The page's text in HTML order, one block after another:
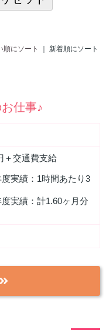
順にソート
｜ 新着順にソート
仕事♪
＋交通費支給
実績：1時間あたり3
実績：計1.60ヶ月分